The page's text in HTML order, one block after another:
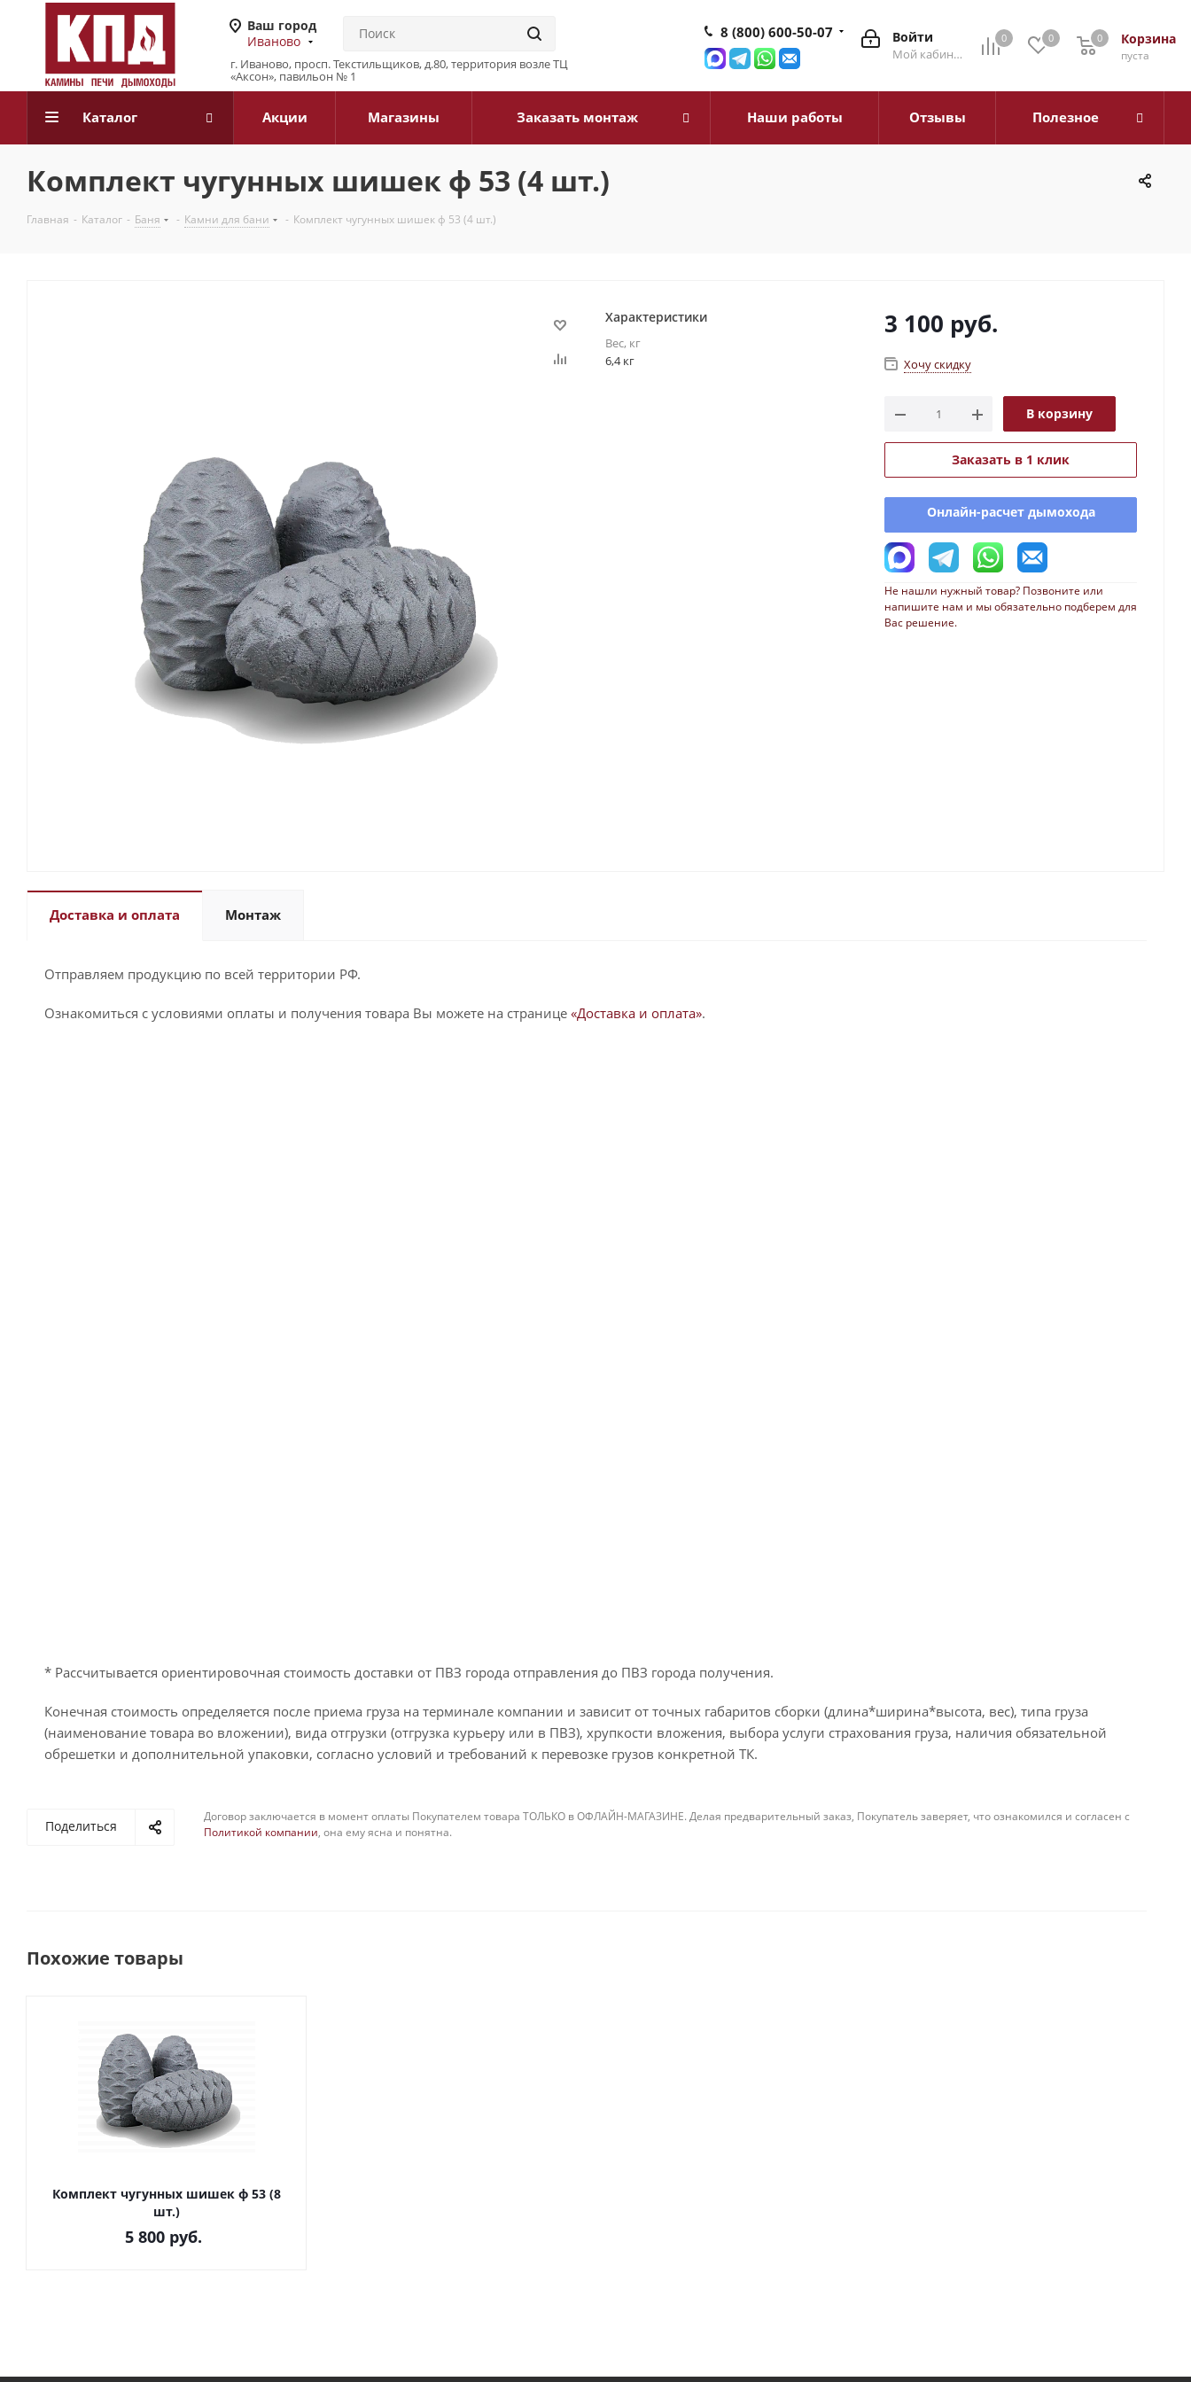
Ваш город
Иваново
г. Иваново, просп. Текстильщиков, д.80, территория возле ТЦ
«Аксон», павильон № 1
0 0 Корзина
0
пуста
0
Войти
Мой кабинет
8 (800) 600-50-07
Каталог Акции Магазины Заказать монтаж Наши работы Отзывы Полезное
Комплект чугунных шишек ф 53 (4 шт.)
Главная - Каталог - Баня - Камни для бани - Комплект чугунных шишек ф 53 (4 шт.)
Характеристики
Вес, кг
6,4 кг
3 100 руб.
Хочу скидку
В корзину
Заказать в 1 клик
Онлайн-расчет дымохода
Не нашли нужный товар? Позвоните или
напишите нам и мы обязательно подберем для
Вас решение.
Доставка и оплата Монтаж
Отправляем продукцию по всей территории РФ.
Ознакомиться с условиями оплаты и получения товара Вы можете на странице «Доставка и оплата».
* Рассчитывается ориентировочная стоимость доставки от ПВЗ города отправления до ПВЗ города получения.
Конечная стоимость определяется после приема груза на терминале компании и зависит от точных габаритов сборки (длина*ширина*высота, вес), типа груза
(наименование товара во вложении), вида отгрузки (отгрузка курьеру или в ПВЗ), хрупкости вложения, выбора услуги страхования груза, наличия обязательной
обрешетки и дополнительной упаковки, согласно условий и требований к перевозке грузов конкретной ТК.
Поделиться
Договор заключается в момент оплаты Покупателем товара ТОЛЬКО в ОФЛАЙН-МАГАЗИНЕ. Делая предварительный заказ, Покупатель заверяет, что ознакомился и согласен с
Политикой компании, она ему ясна и понятна.
Похожие товары
Комплект чугунных шишек ф 53 (8
шт.)
5 800 руб.